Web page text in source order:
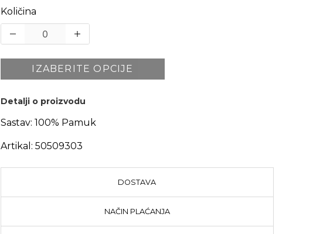
Količina
IZABERITE OPCIJE
Detalji o proizvodu
Sastav: 100% Pamuk
Artikal: 50509303
DOSTAVA
NAČIN PLAĆANJA